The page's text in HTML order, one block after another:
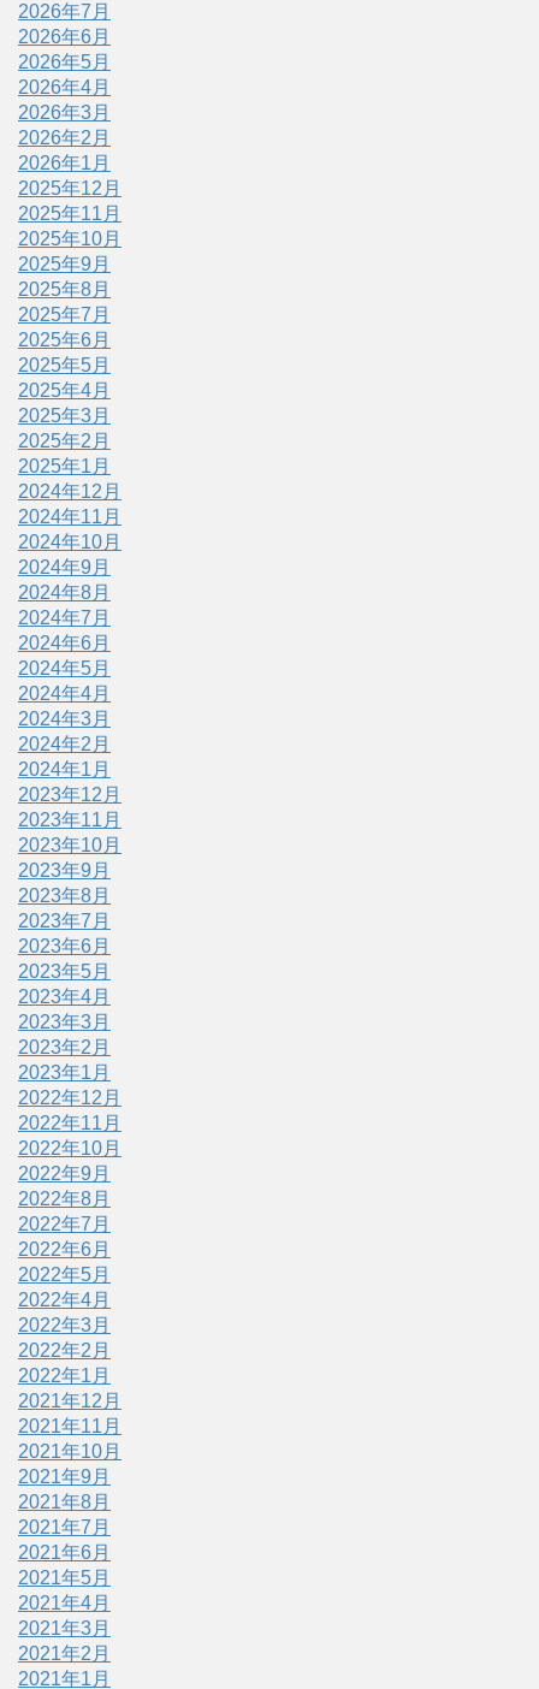
2026年7月
2026年6月
2026年5月
2026年4月
2026年3月
2026年2月
2026年1月
2025年12月
2025年11月
2025年10月
2025年9月
2025年8月
2025年7月
2025年6月
2025年5月
2025年4月
2025年3月
2025年2月
2025年1月
2024年12月
2024年11月
2024年10月
2024年9月
2024年8月
2024年7月
2024年6月
2024年5月
2024年4月
2024年3月
2024年2月
2024年1月
2023年12月
2023年11月
2023年10月
2023年9月
2023年8月
2023年7月
2023年6月
2023年5月
2023年4月
2023年3月
2023年2月
2023年1月
2022年12月
2022年11月
2022年10月
2022年9月
2022年8月
2022年7月
2022年6月
2022年5月
2022年4月
2022年3月
2022年2月
2022年1月
2021年12月
2021年11月
2021年10月
2021年9月
2021年8月
2021年7月
2021年6月
2021年5月
2021年4月
2021年3月
2021年2月
2021年1月